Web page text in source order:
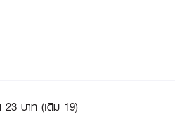
23 บาท (เดิม 19)